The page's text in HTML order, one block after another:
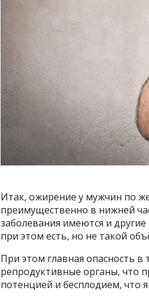
Итак, ожирение у мужчин по
преимущественно в нижней
заболевания имеются и
при этом есть, но не такой
При этом главная опасность
репродуктивные органы, что
потенцией и бесплодием, что